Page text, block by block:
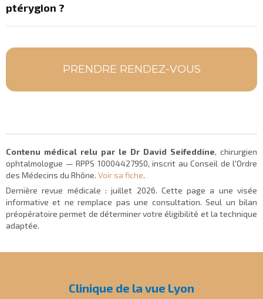
ptérygion ?
PRENDRE RENDEZ-VOUS
Contenu médical relu par le Dr David Seifeddine, chirurgien
ophtalmologue — RPPS 10004427950, inscrit au Conseil de l'Ordre
des Médecins du Rhône. Voir sa fiche.
Dernière revue médicale :juillet 2026. Cette page a une visée
informative et ne remplace pas une consultation. Seul un bilan
préopératoire permet de déterminer votre éligibilité et la technique
adaptée.
Clinique de la vue Lyon